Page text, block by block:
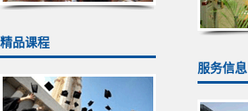
精品课程
服务信息